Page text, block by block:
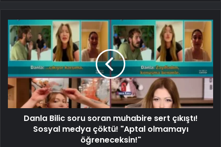
Danla Bilic soru soran muhabire sert çıkıştı!
Sosyal medya çöktü! "Aptal olmamayı
öğreneceksin!"